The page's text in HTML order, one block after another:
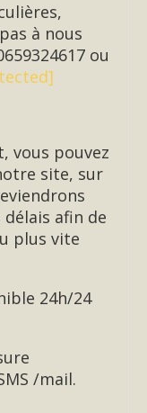
à nous
ou
vous pouvez
site, sur
afin de
plus vite
24h/24
/mail.